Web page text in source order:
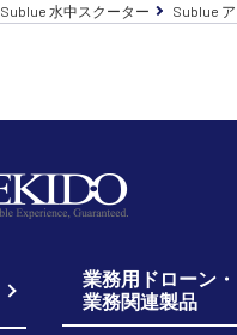
Sublue 水中スクーター Sublue
業務用ドローン・
業務関連製品